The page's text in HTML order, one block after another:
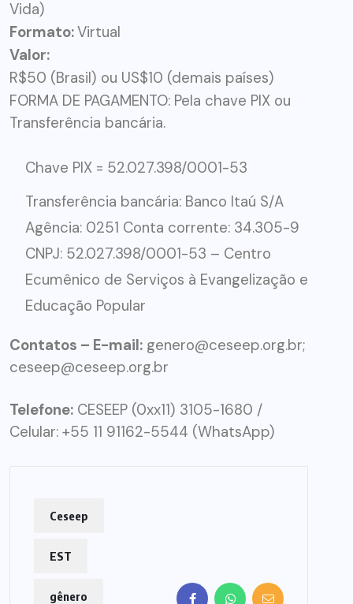
Vida)
Formato:Virtual
Valor:
R$50 (Brasil) ou US$10 (demais países)
FORMA DE PAGAMENTO: Pela chave PIX ou
Transferência bancária.
Chave PIX = 52.027.398/0001-53
Transferência bancária: Banco Itaú S/A
Agência: 0251 Conta corrente: 34.305-9
CNPJ: 52.027.398/0001-53 – Centro
Ecumênico de Serviços à Evangelização e
Educação Popular
Contatos – E-mail: genero@ceseep.org.br;
ceseep@ceseep.org.br
Telefone: CESEEP (0xx11) 3105-1680 /
Celular: +55 11 91162-5544 (WhatsApp)
Ceseep
EST
gênero